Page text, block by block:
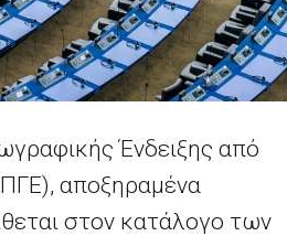
Ένδειξης από
αποξηραμένα
στον κατάλογο των